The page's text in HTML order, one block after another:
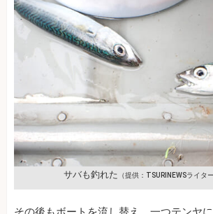
サバも釣れた （提供：TSURINEWSライタ